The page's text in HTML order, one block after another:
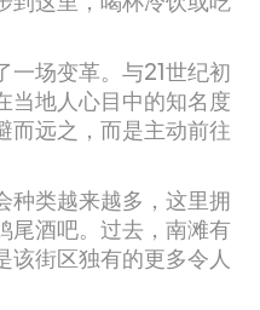
一场变革。与21世纪初
当地人心目中的知名度
而远之，而是主动前往
种类越来越多，这里拥
尾酒吧。过去，南滩有
该街区独有的更多令人